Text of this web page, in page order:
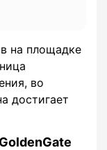
на площадке
во
достигает